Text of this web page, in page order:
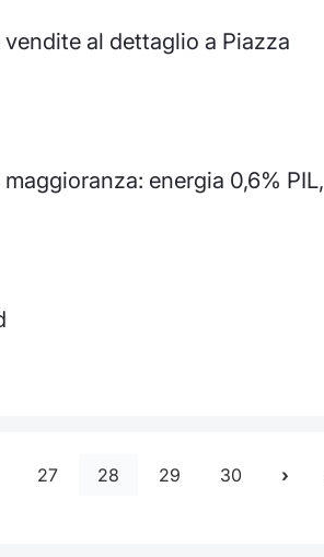
al dettaglio a Piazza
energia 0,6% PIL,
27 28 29 30